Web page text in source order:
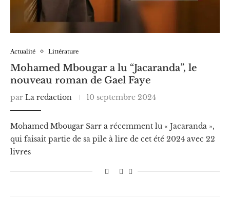
Actualité Littérature
Mohamed Mbougar a lu “Jacaranda”, le
nouveau roman de Gael Faye
par La redaction 10 septembre 2024
Mohamed Mbougar Sarr a récemment lu « Jacaranda »,
qui faisait partie de sa pile à lire de cet été 2024 avec 22
livres